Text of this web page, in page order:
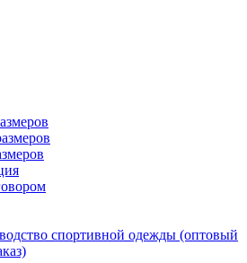
спортивной одежды (оптовый